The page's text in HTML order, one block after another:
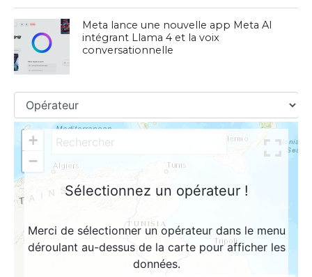
Meta lance une nouvelle app Meta AI
intégrant Llama 4 et la voix
conversationnelle